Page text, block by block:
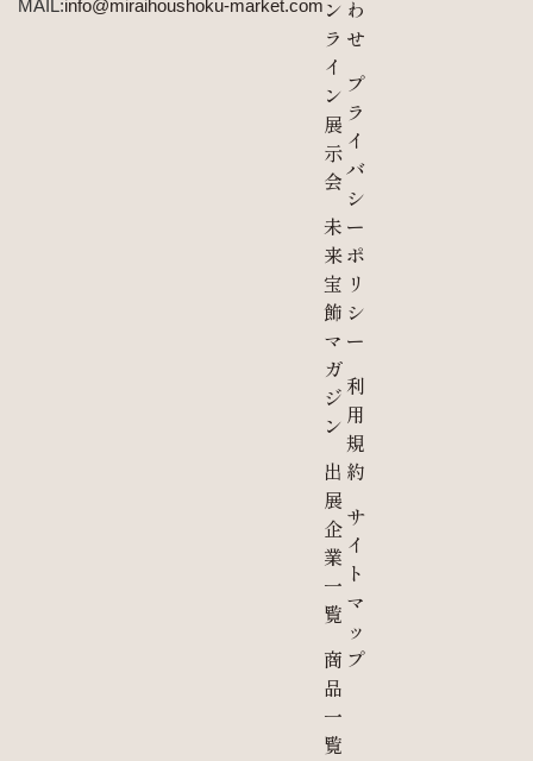
MAIL:info@miraihoushoku-market.com ン
ラ
イ
ン
展
示
会
未
来
宝
飾
マ
ガ
ジ
ン
出
展
企
業
一
覧
商
品
一
覧
わ
せ
プ
ラ
イ
バ
シ
ー
ポ
リ
シ
ー
利
用
規
約
サ
イ
ト
マ
ッ
プ